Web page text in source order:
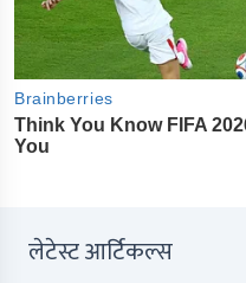
लेटेस्ट आर्टिकल्स